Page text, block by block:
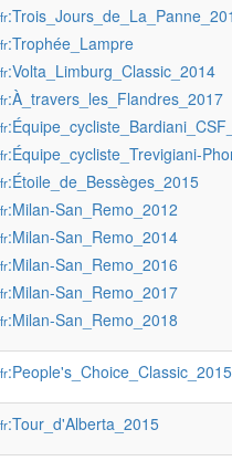
:Trophée_Lampre
:Volta_Limburg_Classic_2014
:À_travers_les_Flandres_2017
:Équipe_cycliste_Trevigiani-
:Étoile_de_Bessèges_2015
:Milan-San_Remo_2012
:Milan-San_Remo_2014
:Milan-San_Remo_2016
:Milan-San_Remo_2017
:Milan-San_Remo_2018
:People's_Choice_Classic_2015
:Tour_d'Alberta_2015